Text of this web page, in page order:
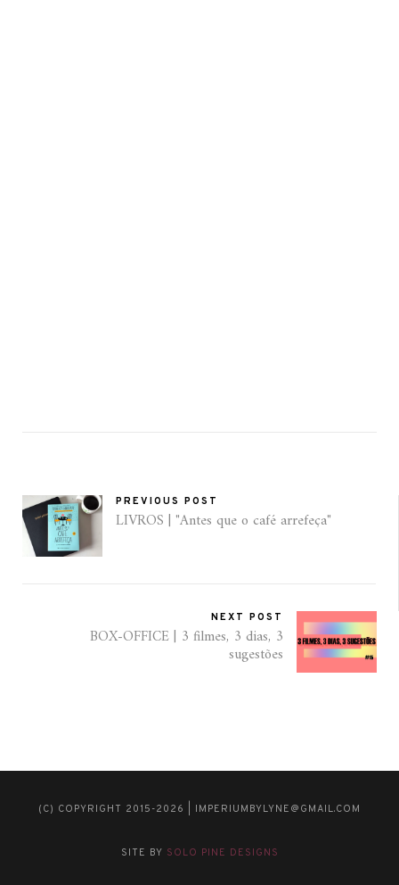
PREVIOUS POST
LIVROS | "Antes que o café arrefeça"
NEXT POST
BOX-OFFICE | 3 filmes, 3 dias, 3
sugestões
(C) COPYRIGHT 2015-2026 | IMPERIUMBYLYNE@GMAIL.COM
SITE BY SOLO PINE DESIGNS